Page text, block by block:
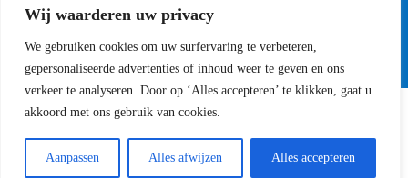
Wij waarderen uw privacy
We gebruiken cookies om uw surfervaring te verbeteren,
gepersonaliseerde advertenties of inhoud weer te geven en ons
verkeer te analyseren. Door op ‘Alles accepteren’ te klikken, gaat u
akkoord met ons gebruik van cookies.
Aanpassen Alles afwijzen Alles accepteren
KvK: 08164360
BTW: NL001377739B29
Algemene voorwaarden
CBW voorwaarden
Copyright Middelink Wonen 2023
Sitemap
Ontwikkeld doorBest4u Media